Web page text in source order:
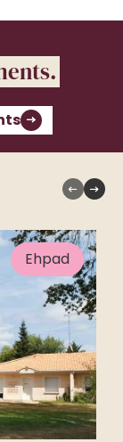
Ehpad